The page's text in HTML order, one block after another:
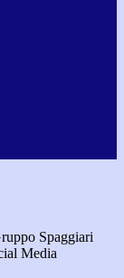
Spaggiari
Media